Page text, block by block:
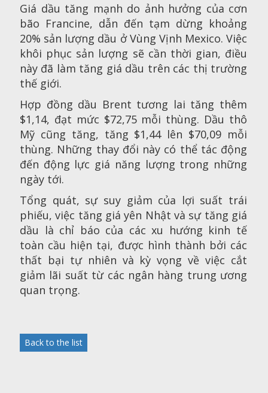
Giá dầu tăng mạnh do ảnh hưởng của cơn
bão Francine, dẫn đến tạm dừng khoảng
20% sản lượng dầu ở Vùng Vịnh Mexico. Việc
khôi phục sản lượng sẽ cần thời gian, điều
này đã làm tăng giá dầu trên các thị trường
thế giới.
Hợp đồng dầu Brent tương lai tăng thêm
$1,14, đạt mức $72,75 mỗi thùng. Dầu thô
Mỹ cũng tăng, tăng $1,44 lên $70,09 mỗi
thùng. Những thay đổi này có thể tác động
đến động lực giá năng lượng trong những
ngày tới.
Tổng quát, sự suy giảm của lợi suất trái
phiếu, việc tăng giá yên Nhật và sự tăng giá
dầu là chỉ báo của các xu hướng kinh tế
toàn cầu hiện tại, được hình thành bởi các
thất bại tự nhiên và kỳ vọng về việc cắt
giảm lãi suất từ các ngân hàng trung ương
quan trọng.
Back to the list